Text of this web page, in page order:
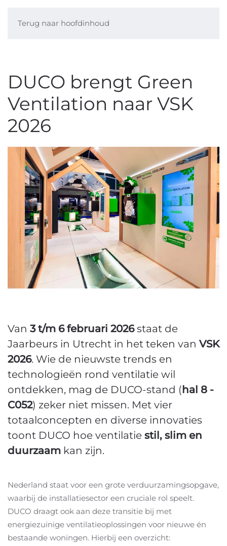
Terug naar hoofdinhoud
DUCO brengt Green
Ventilation naar VSK
2026
Van 3 t/m 6 februari 2026staat de
Jaarbeurs in Utrecht in het teken van VSK
2026. Wie de nieuwste trends en
technologieën rond ventilatie wil
ontdekken, mag de DUCO-stand (hal 8 -
C052) zeker niet missen. Met vier
totaalconcepten en diverse innovaties
toont DUCO hoe ventilatie stil, slim en
duurzaam kan zijn.
Nederland staat voor een grote verduurzamingsopgave,
waarbij de installatiesector een cruciale rol speelt.
DUCO draagt ook aan deze transitie bij met
energiezuinige ventilatieoplossingen voor nieuwe én
bestaande woningen. Hierbij een overzicht: